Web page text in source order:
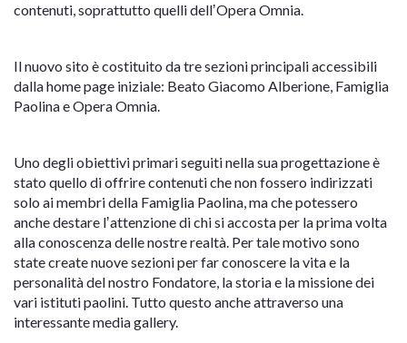
contenuti, soprattutto quelli dellʼOpera Omnia.
Il nuovo sito è costituito da tre sezioni principali accessibili
dalla home page iniziale: Beato Giacomo Alberione, Famiglia
Paolina e Opera Omnia.
Uno degli obiettivi primari seguiti nella sua progettazione è
stato quello di offrire contenuti che non fossero indirizzati
solo ai membri della Famiglia Paolina, ma che potessero
anche destare lʼattenzione di chi si accosta per la prima volta
alla conoscenza delle nostre realtà. Per tale motivo sono
state create nuove sezioni per far conoscere la vita e la
personalità del nostro Fondatore, la storia e la missione dei
vari istituti paolini. Tutto questo anche attraverso una
interessante media gallery.